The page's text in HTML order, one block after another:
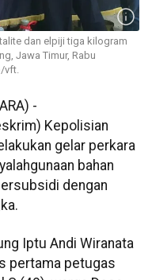
dan elpiji tiga kilogram
Jawa Timur, Rabu
vft.
-
Kepolisian
gelar perkara
bahan
dengan
Iptu Andi Wiranata
pertama petugas